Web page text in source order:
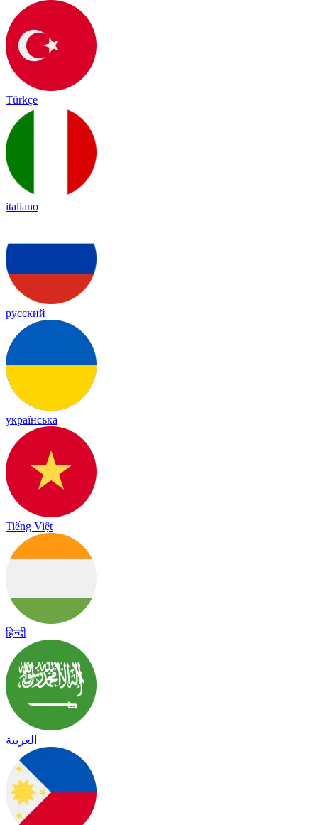
Türkçe
italiano
русский
українська
Tiếng Việt
हिन्दी
العربية